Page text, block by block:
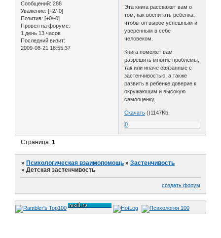
Сообщений: 288
Уважение: [+2/-0]
Позитив: [+0/-0]
Провел на форуме:
1 день 13 часов
Последний визит:
2009-08-21 18:55:37
Эта книга расскажет вам о
том, как воспитать ребенка,
чтобы он вырос успешным и
уверенным в себе
человеком.
Книга поможет вам
разрешить многие проблемы,
так или иначе связанные с
застенчивостью, а также
развить в ребенке доверие к
окружающим и высокую
самооценку.
Скачать ()1147Kb.
0
Страница:1
»Психологическая взаимопомощь »Застенчивость
»Детская застенчивость
создать форум